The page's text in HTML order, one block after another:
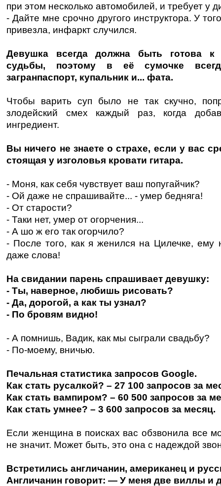
при этом несколько автомобилей, и требует у
- Дайте мне срочно другого инструктора. У
привезла, инфаркт случился.
Девушка всегда должна быть готова к
судьбы, поэтому в её сумочке
загранпаспорт, купальник и... фата.
Чтобы варить суп было не так скучно,
злодейский смех каждый раз, когда
ингредиент.
Вы ничего не знаете о страхе, если у вас
стоящая у изголовья кровати гитара.
- Моня, как себя чувствует ваш попугайчик?
- Ой даже не спрашивайте... - умер бедняга!
- От старости?
- Таки нет, умер от огорчения...
- А шо ж его так огорчило?
- После того, как я женился на Цилечке, ему
даже слова!
На свидании парень спрашивает девушку:
- Ты, наверное, любишь рисовать?
- Да, дорогой, а как ты узнал?
- По бровям видно!
- А помнишь, Вадик, как мы сыграли свадьбу?
- По-моему, вничью.
Печальная статистика запросов Googlе.
Как стать русалкой? – 27 100 запросов за
Как стать вампиром? – 60 500 запросов за
Как стать умнее? – 3 600 запросов за месяц.
Если женщина в поисках вас обзвонила все
не значит. Может быть, это она с надеждой
Встретились англичанин, американец и
Англичанин говорит: — У меня две виллы и